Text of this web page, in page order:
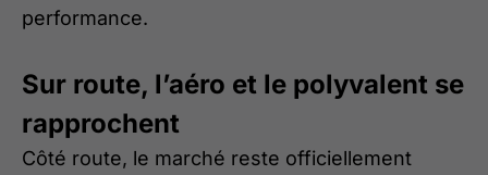
performance.
Sur route, l’aéro et le polyvalent se
rapprochent
Côté route, le marché reste officiellement